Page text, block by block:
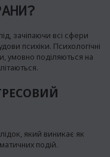
зачіпаючи всі сфери
психіки. Психологічні
умовно поділяються на
який виникає як
подій.